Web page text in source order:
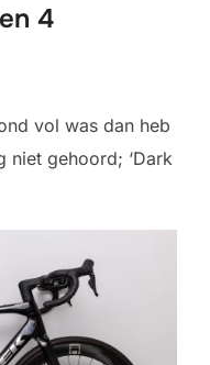
4
vol was dan heb
niet gehoord; ‘Dark